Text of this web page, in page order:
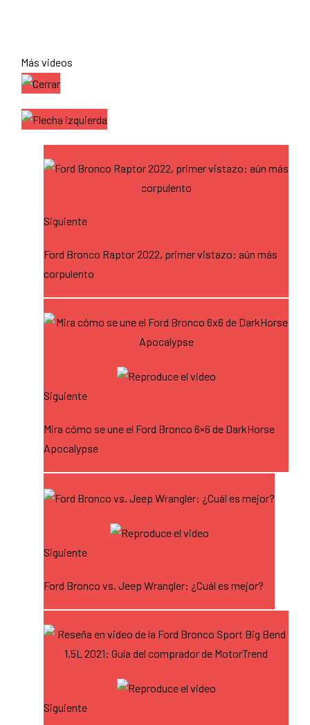
Más videos
Siguiente
Ford Bronco Raptor 2022, primer vistazo: aún más
corpulento
Siguiente
Mira cómo se une el Ford Bronco 6×6 de DarkHorse
Apocalypse
Siguiente
Ford Bronco vs. Jeep Wrangler: ¿Cuál es mejor?
Siguiente